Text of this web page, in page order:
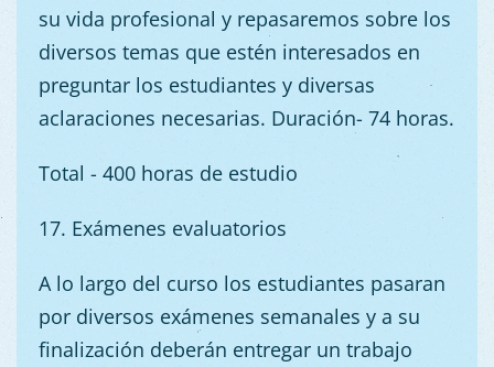
su vida profesional y repasaremos sobre los
diversos temas que estén interesados en
preguntar los estudiantes y diversas
aclaraciones necesarias. Duración- 74 horas.
Total - 400 horas de estudio
17. Exámenes evaluatorios
A lo largo del curso los estudiantes pasaran
por diversos exámenes semanales y a su
finalización deberán entregar un trabajo